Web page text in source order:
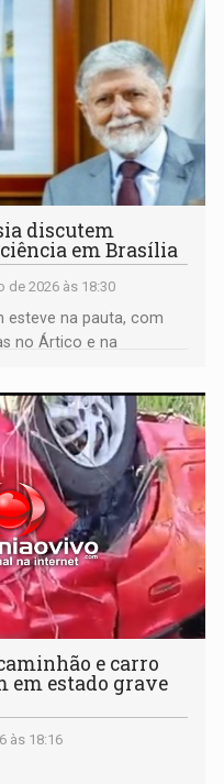
discutem
em Brasília
de 2026 às 18:30
na pauta, com
no Ártico e na
e carro
em estado grave
às 18:16